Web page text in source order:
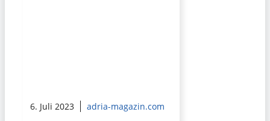
6. Juli 2023 adria-magazin.com